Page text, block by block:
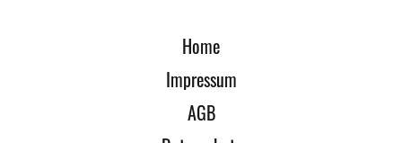
Home
Impressum
AGB